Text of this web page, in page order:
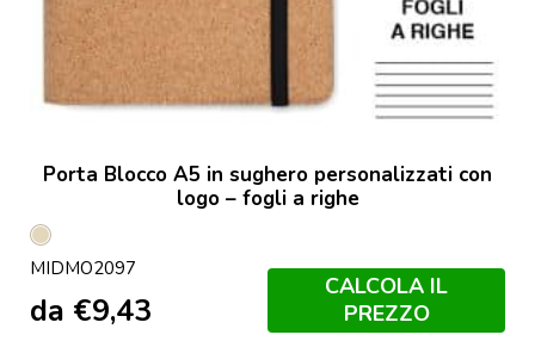
Porta Blocco A5 in sughero personalizzati con
logo – fogli a righe
Beige
MIDMO2097
da €9,43
CALCOLA IL
PREZZO